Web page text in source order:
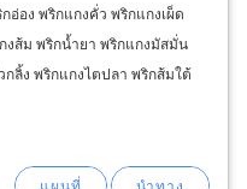
อ่อง พริกแกงคั่ว พริกแกงเผ็ด
งส้ม พริกน้ำยา พริกแกงมัสมั่น
กลิ้ง พริกแกงไตปลา พริกส้มใต้